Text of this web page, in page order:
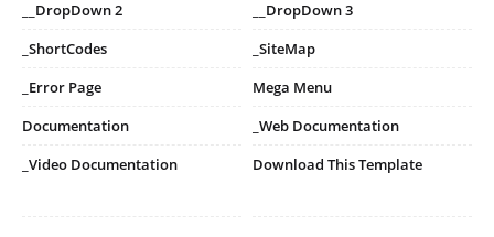
__DropDown 2
__DropDown 3
_ShortCodes
_SiteMap
_Error Page
Mega Menu
Documentation
_Web Documentation
_Video Documentation
Download This Template